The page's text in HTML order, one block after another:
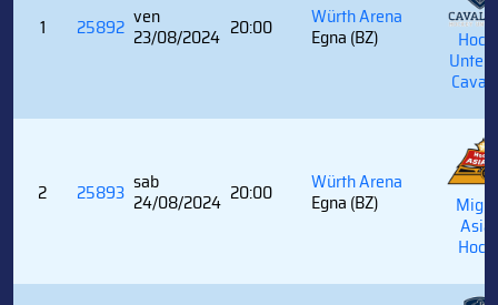
1 25892 ven
23/08/2024 20:00 Würth Arena
Egna (BZ)
2 25893 sab
24/08/2024 20:00 Würth Arena
Egna (BZ)